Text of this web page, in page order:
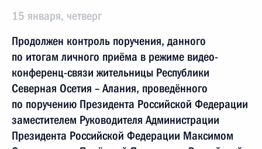
15 января, четверг
Продолжен контроль поручения, данного
по итогам личного приёма в режиме видео-
конференц-связи жительницы Республики
Северная Осетия – Алания, проведённого
по поручению Президента Российской Федерации
заместителем Руководителя Администрации
Президента Российской Федерации Максимом